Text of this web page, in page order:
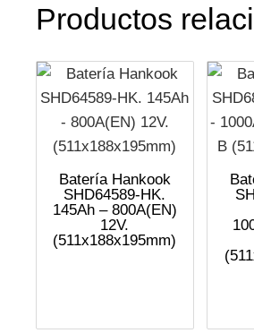
Productos
Batería Hankook
SHD64589-HK.
145Ah – 800A(EN)
12V.
(511x188x195mm)